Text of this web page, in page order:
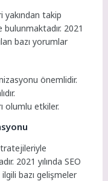
yakından takip
2021
bazı yorumlar
önemlidir.
olumlu etkiler.
2021 yılında SEO
bazı gelişmeler